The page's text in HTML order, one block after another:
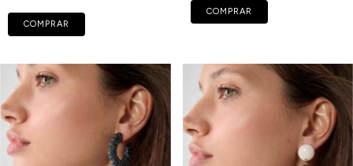
COMPRAR
COMPRAR